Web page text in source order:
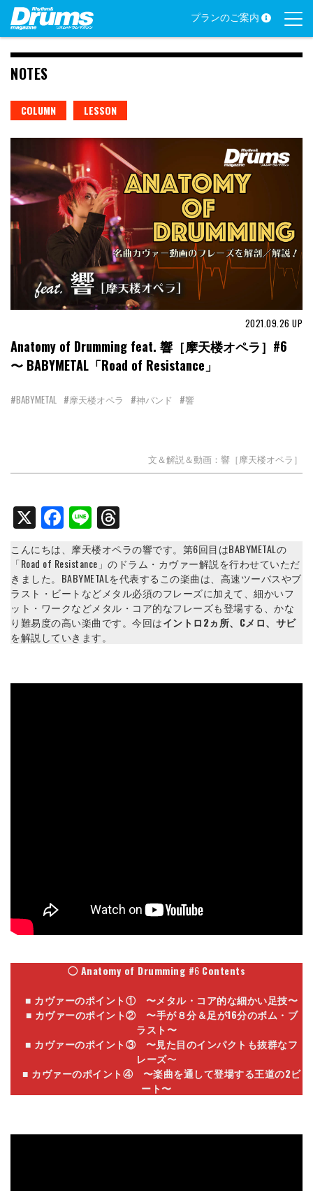
Skip
content
プランのご案内
NOTES
COLUMN LESSON
2021.09.26 UP
Anatomy of Drumming feat. 響［摩天楼オペラ］#6
〜 BABYMETAL「Road of Resistance」
#BABYMETAL #摩天楼オペラ #神バンド #響
文＆解説＆動画：響［摩天楼オペラ］
X Facebook
Line
こんにちは、摩天楼オペラの響です。第6回目はBABYMETALの
「Road of Resistance」のドラム・カヴァー解説を行わせていただ
きました。BABYMETALを代表するこの楽曲は、高速ツーバスやブ
ラスト・ビートなどメタル必須のフレーズに加えて、細かいフ
ット・ワークなどメタル・コア的なフレーズも登場する、かな
り難易度の高い楽曲です。今回はイントロ2ヵ所、Cメロ、サビ
を解説していきます。
◯ Anatomy of Drumming #6 Contents
■ カヴァーのポイント① 〜メタル・コア的な細かい足技〜
■ カヴァーのポイント② 〜手が８分＆足が16分のボム・ブ
ラスト〜
■ カヴァーのポイント③ 〜見た目のインパクトも抜群なフ
レーズ〜
■ カヴァーのポイント④ 〜楽曲を通して登場する王道の2ビ
ート〜